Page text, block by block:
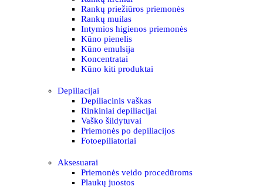
Rankų priežiūros priemonės
Rankų muilas
Intymios higienos priemonės
Kūno pienelis
Kūno emulsija
Koncentratai
Kūno kiti produktai
Depiliacijai
Depiliacinis vaškas
Rinkiniai depiliacijai
Vaško šildytuvai
Priemonės po depiliacijos
Fotoepiliatoriai
Aksesuarai
Priemonės veido procedūroms
Plaukų juostos